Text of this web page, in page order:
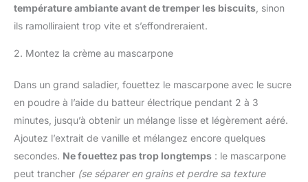
température ambiante avant de tremper les biscuits , sinon
ils ramolliraient trop vite et s’effondreraient.
2. Montez la crème au mascarpone
Dans un grand saladier, fouettez le mascarpone avec le sucre
en poudre à l’aide du batteur électrique pendant 2 à 3
minutes, jusqu’à obtenir un mélange lisse et légèrement aéré.
Ajoutez l’extrait de vanille et mélangez encore quelques
secondes. Ne fouettez pas trop longtemps : le mascarpone
peut trancher (se séparer en grains et perdre sa texture